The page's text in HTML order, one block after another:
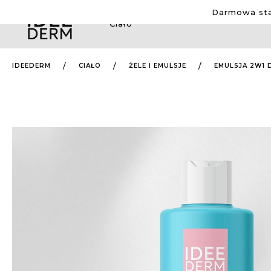
Darmowa
Ciało
IDEEDERM CIAŁO ŻELE I EMULSJE EMULSJA 2W1